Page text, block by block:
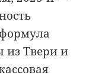
из Твери и